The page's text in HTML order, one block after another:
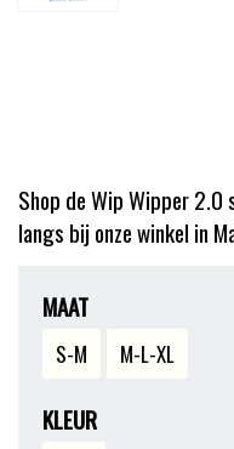
Shop de Wip Wipper 2.0
langs bij onze winkel in
MAAT
S-M M-L-XL
KLEUR